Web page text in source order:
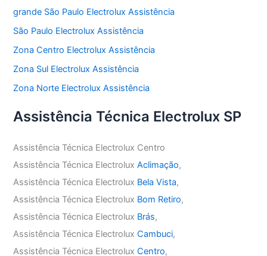
grande São Paulo Electrolux Assistência
São Paulo Electrolux Assistência
Zona Centro Electrolux Assistência
Zona Sul Electrolux Assistência
Zona Norte Electrolux Assistência
Assistência Técnica Electrolux SP
Assistência Técnica Electrolux Centro
Assistência Técnica ElectroluxAclimação,
Assistência Técnica Electrolux Bela Vista,
Assistência Técnica Electrolux Bom Retiro,
Assistência Técnica Electrolux Brás,
Assistência Técnica ElectroluxCambuci,
Assistência Técnica ElectroluxCentro,